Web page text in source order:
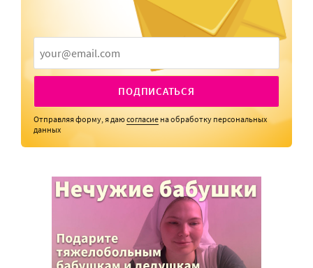
ПОДПИСАТЬСЯ
Отправляя форму, я даюсогласие на обработку персональных
данных